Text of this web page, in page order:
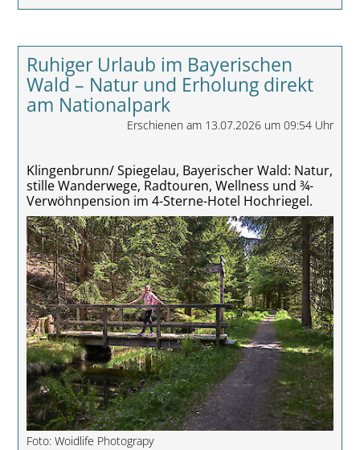
Ruhiger Urlaub im Bayerischen
Wald – Natur und Erholung direkt
am Nationalpark
Erschienen am 13.07.2026 um 09:54 Uhr
Klingenbrunn/ Spiegelau, Bayerischer Wald: Natur,
stille Wanderwege, Radtouren, Wellness und ¾-
Verwöhnpension im 4-Sterne-Hotel Hochriegel.
Foto: Woidlife Photograpy